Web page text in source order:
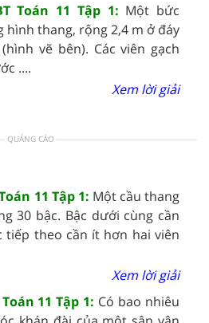
Toán 11 Tập 1: Một bức
thang, rộng 2,4 m ở đáy
vẽ bên). Các viên gạch
....
Xem lời giải
QUẢNG CÁO
11 Tập 1: Một cầu thang
30 bậc. Bậc dưới cùng cần
tiếp theo cần ít hơn hai viên
Xem lời giải
11 Tập 1: Có bao nhiêu